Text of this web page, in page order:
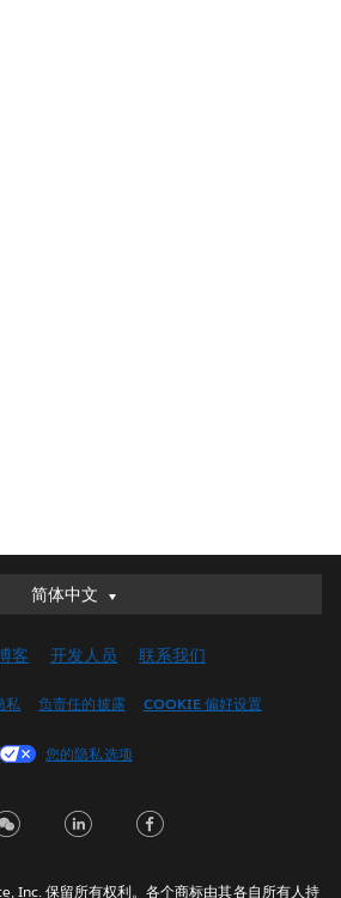
简体中文
简体中文
English (UK)
Français (Canada)
Italiano
한국어
客 开发人员 联系我们
私 负责任的披露 COOKIE 偏好设置
您的隐私选项
Inc. 保留所有权利。各个商标由其各自所有人持